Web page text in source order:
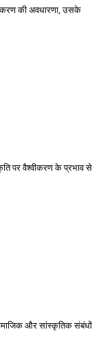
की अवधारणा, उसके
पर वैश्वीकरण के प्रभाव से
और सांस्कृतिक संबंधों